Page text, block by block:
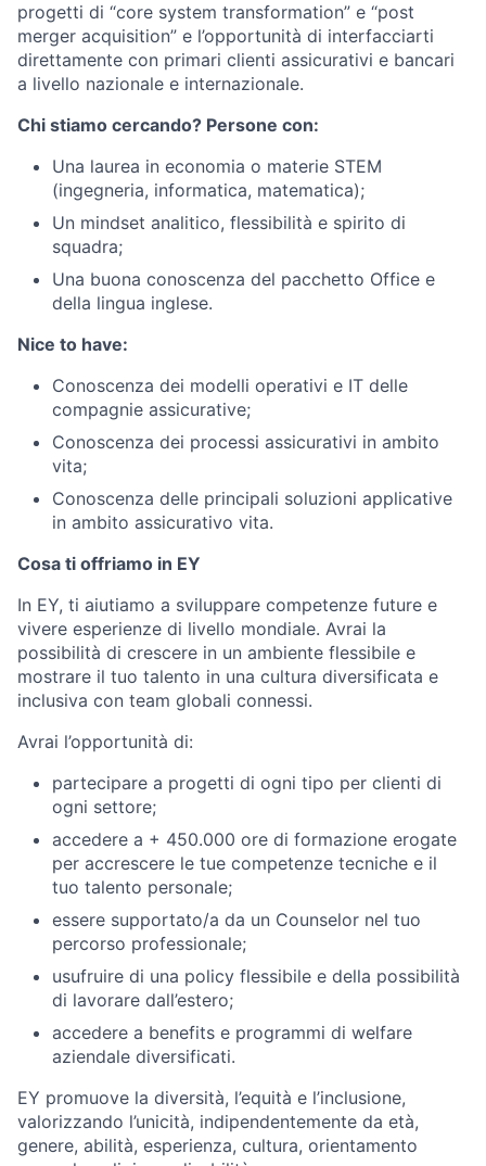
progetti di “core system transformation” e “post
merger acquisition” e l’opportunità di interfacciarti
direttamente con primari clienti assicurativi e bancari
a livello nazionale e internazionale.
Chi stiamo cercando? Persone con:
Una laurea in economia o materie STEM
(ingegneria, informatica, matematica);
Un mindset analitico, flessibilità e spirito di
squadra;
Una buona conoscenza del pacchetto Office e
della lingua inglese.
Nice to have:
Conoscenza dei modelli operativi e IT delle
compagnie assicurative;
Conoscenza dei processi assicurativi in ambito
vita;
Conoscenza delle principali soluzioni applicative
in ambito assicurativo vita.
Cosa ti offriamo in EY
In EY, ti aiutiamo a sviluppare competenze future e
vivere esperienze di livello mondiale. Avrai la
possibilità di crescere in un ambiente flessibile e
mostrare il tuo talento in una cultura diversificata e
inclusiva con team globali connessi.
Avrai l’opportunità di:
partecipare a progetti di ogni tipo per clienti di
ogni settore;
accedere a + 450.000 ore di formazione erogate
per accrescere le tue competenze tecniche e il
tuo talento personale;
essere supportato/a da un Counselor nel tuo
percorso professionale;
usufruire di una policy flessibile e della possibilità
di lavorare dall’estero;
accedere a benefits e programmi di welfare
aziendale diversificati.
EY promuove la diversità, l’equità e l’inclusione,
valorizzando l’unicità, indipendentemente da età,
genere, abilità, esperienza, cultura, orientamento